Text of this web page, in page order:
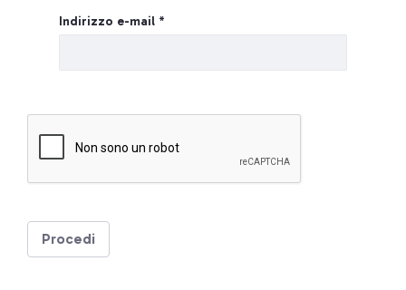
LoginIndirizzo e-mail *
Procedi